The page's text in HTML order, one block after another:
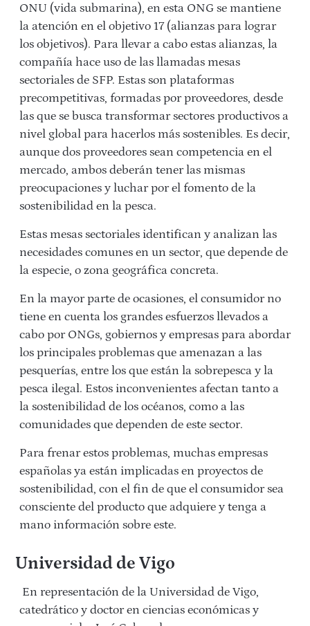
ONU (vida submarina), en esta ONG se mantiene
la atención en el objetivo 17 (alianzas para lograr
los objetivos). Para llevar a cabo estas alianzas, la
compañía hace uso de las llamadas mesas
sectoriales de SFP. Estas son plataformas
precompetitivas, formadas por proveedores, desde
las que se busca transformar sectores productivos a
nivel global para hacerlos más sostenibles. Es decir,
aunque dos proveedores sean competencia en el
mercado, ambos deberán tener las mismas
preocupaciones y luchar por el fomento de la
sostenibilidad en la pesca.
Estas mesas sectoriales identifican y analizan las
necesidades comunes en un sector, que depende de
la especie, o zona geográfica concreta.
En la mayor parte de ocasiones, el consumidor no
tiene en cuenta los grandes esfuerzos llevados a
cabo por ONGs, gobiernos y empresas para abordar
los principales problemas que amenazan a las
pesquerías, entre los que están la sobrepesca y la
pesca ilegal. Estos inconvenientes afectan tanto a
la sostenibilidad de los océanos, como a las
comunidades que dependen de este sector.
Para frenar estos problemas, muchas empresas
españolas ya están implicadas en proyectos de
sostenibilidad, con el fin de que el consumidor sea
consciente del producto que adquiere y tenga a
mano información sobre este.
Universidad de Vigo
En representación de la Universidad de Vigo,
catedrático y doctor en ciencias económicas y